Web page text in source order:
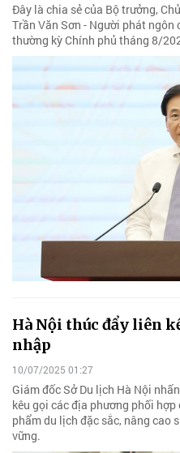
Đây là chia sẻ của Bộ trưởng,
Trần Văn Sơn - Người phát
thường kỳ Chính phủ tháng 8/
Hà Nội thúc đẩy liên
nhập
10/07/2025 01:27
Giám đốc Sở Du lịch Hà Nội
kêu gọi các địa phương phối
phẩm du lịch đặc sắc, nâng cao
vững.